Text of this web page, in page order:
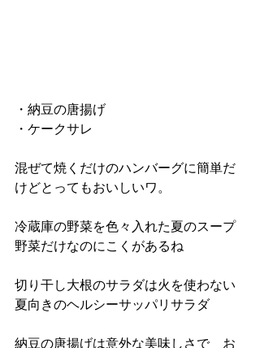
・納豆の唐揚げ
・ケークサレ
混ぜて焼くだけのハンバーグに簡単だ
けどとってもおいしいワ。
冷蔵庫の野菜を色々入れた夏のスープ
野菜だけなのにこくがあるね
切り干し大根のサラダは火を使わない
夏向きのヘルシーサッパリサラダ
納豆の唐揚げは意外な美味しさで　お